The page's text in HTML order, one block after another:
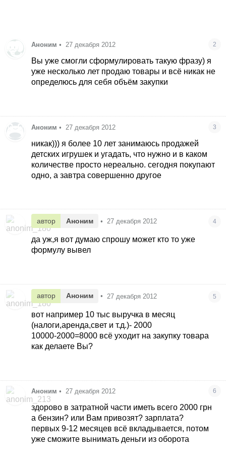
Аноним • 27 декабря 2012 2
Вы уже смогли сформулировать такую фразу) я
уже несколько лет продаю товары и всё никак не
определюсь для себя объём закупки
Аноним • 27 декабря 2012 3
никак))) я более 10 лет занимаюсь продажей
детских игрушек и угадать, что нужно и в каком
количестве просто нереально. сегодня покупают
одно, а завтра совершенно другое
автор Аноним • 27 декабря 2012 4
да уж,я вот думаю спрошу может кто то уже
формулу вывел
автор Аноним • 27 декабря 2012 5
вот например 10 тыс выручка в месяц
(налоги,аренда,свет и т.д.)- 2000
10000-2000=8000 всё уходит на закупку товара
как делаете Вы?
Аноним • 27 декабря 2012 6
здорово в затратной части иметь всего 2000 грн
а бензин? или Вам привозят? зарплата?
первых 9-12 месяцев всё вкладывается, потом
уже сможите вынимать деньги из оборота